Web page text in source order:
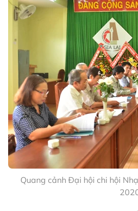
Quang cảnh Đại hội chi hội